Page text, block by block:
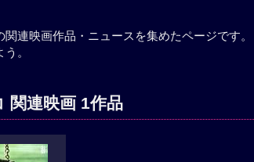
関連映画作品・ニュースを集めたページです
。
関連映画 1作品